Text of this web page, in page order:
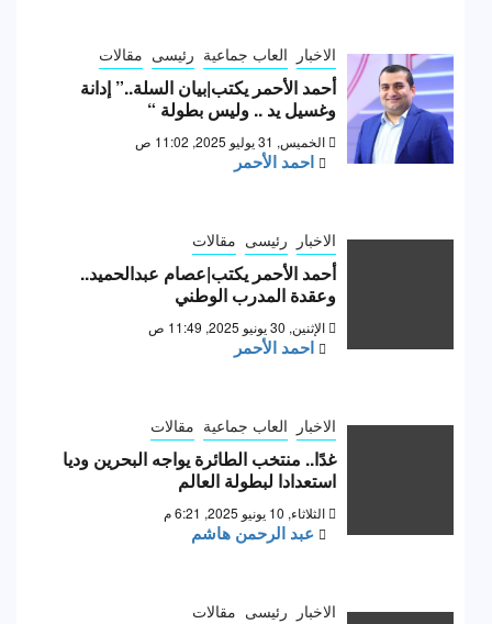
الاخبار العاب جماعية رئيسى مقالات
أحمد الأحمر يكتب|بيان السلة..” إدانة
وغسيل يد .. وليس بطولة “
الخميس, 31 يوليو 2025, 11:02 ص
احمد الأحمر
الاخبار رئيسى مقالات
أحمد الأحمر يكتب|عصام عبدالحميد..
وعقدة المدرب الوطني
الإثنين, 30 يونيو 2025, 11:49 ص
احمد الأحمر
الاخبار العاب جماعية مقالات
غدًا.. منتخب الطائرة يواجه البحرين وديا
استعدادا لبطولة العالم
الثلاثاء, 10 يونيو 2025, 6:21 م
عبد الرحمن هاشم
الاخبار رئيسى مقالات